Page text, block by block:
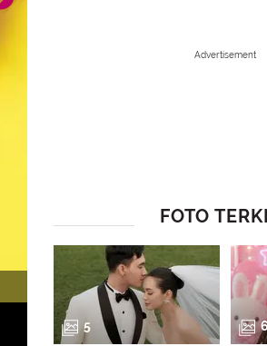
Tak hanya itu saja, pasca keluar
banyak. (Soompi/Bintang.com)
Advertisement
FOTO
5